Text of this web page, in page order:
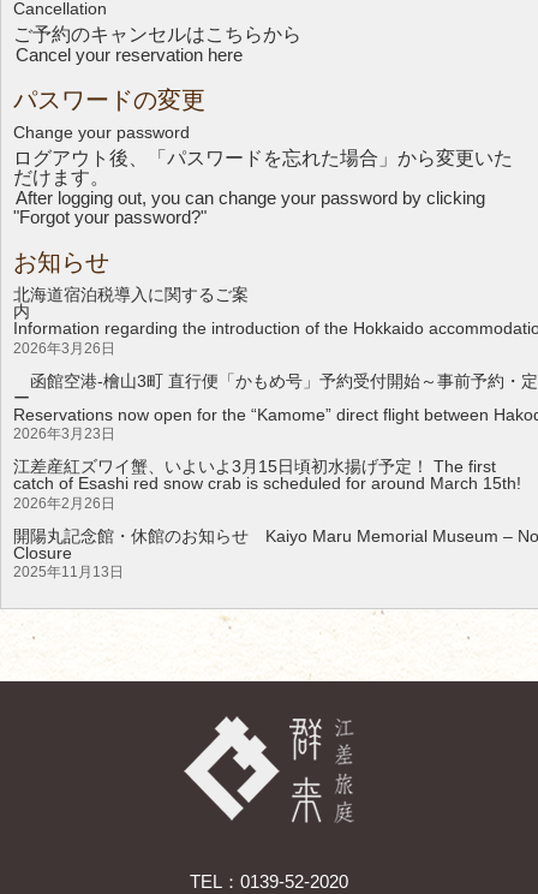
Cancellation
ご予約のキャンセルはこちらから
Cancel your reservation here
パスワードの変更
Change your password
ログアウト後、「パスワードを忘れた場合」から変更いた
だけます。
After logging out, you can change your password by clicking
"Forgot your password?"
お知らせ
北海道宿泊税導入に関するご案
Information regarding the introduction of the Hokkaido
2026年3月26日
函館空港-檜山3町 直行便「かもめ号」予約受付開始～事前予約・
Reservations now open for the “Kamome” direct flight between
2026年3月23日
江差産紅ズワイ蟹、いよいよ3月15日頃初水揚げ予定！ The first
catch of Esashi red snow crab is scheduled for around March 15th!
2026年2月26日
開陽丸記念館・休館のお知らせ Kaiyo Maru Memorial Museum –
2025年11月13日
TEL：0139-52-2020